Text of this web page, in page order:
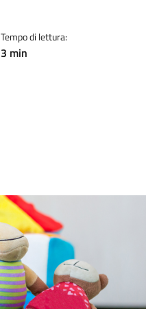
Tempo di lettura:
3 min